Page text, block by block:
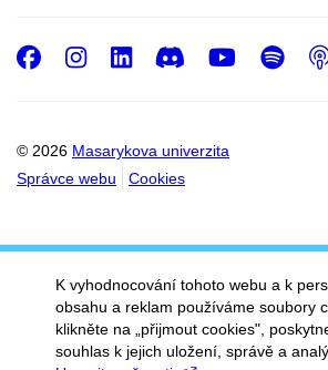
© 2026 Masarykova univerzita
Správce webu
Cookies
Facebook
Instagram
LinkedIn
Discord
K vyhodnocování tohoto webu a k
obsahu a reklam používáme soubory
klikněte na „přijmout cookies",
souhlas k jejich uložení, správě a